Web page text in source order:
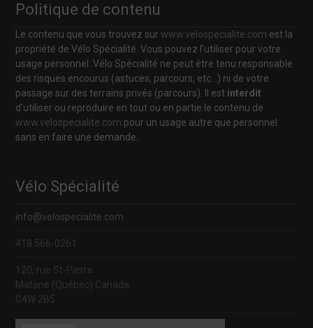
Politique de contenu
Le contenu que vous trouvez surwww.velospecialite.com est la
propriété de Vélo Spécialité. Vous pouvez l’utiliser pour votre
usage personnel. Vélo Spécialité ne peut être tenu responsable
des risques encourus (astuces, parcours, etc…) ni de votre
passage sur des terrains privés (parcours). Il est interdit
d’utiliser ou reproduire en tout ou en partie le contenu de
www.velospecialite.com pour un usage autre que personnel
sans en faire une demande.
Vélo Spécialité
info@velospecialite.com
418 566-0261
120, rue St-Pierre
Matane (Québec) Canada
G4W 2B5